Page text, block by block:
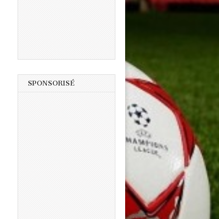
SPONSORISÉ